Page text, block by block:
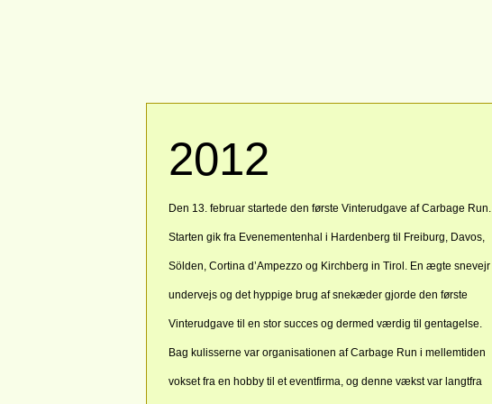
2012
Den 13. februar startede den første Vinterudgave af Carbage Run.
Starten gik fra Evenementenhal i Hardenberg til Freiburg, Davos,
Sölden, Cortina d’Ampezzo og Kirchberg in Tirol. En ægte snevejr
undervejs og det hyppige brug af snekæder gjorde den første
Vinterudgave til en stor succes og dermed værdig til gentagelse.
Bag kulisserne var organisationen af Carbage Run i mellemtiden
vokset fra en hobby til et eventfirma, og denne vækst var langtfra